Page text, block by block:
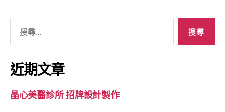
近期文章
晶心美醫診所 招牌設計製作